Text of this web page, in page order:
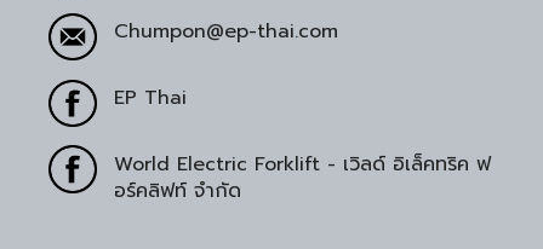
Chumpon@ep-thai.com
EP Thai
World Electric Forklift - เวิลด์ อิเล็คทริค ฟ
อร์คลิฟท์ จำกัด